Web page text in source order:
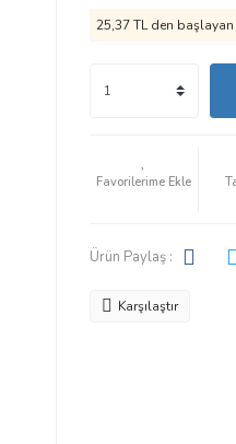
25,37 TL den
Ürün Paylaş :
Karşılaştır